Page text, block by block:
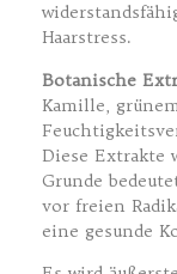
Haarstress.
Botanische
Kamille,
Diese Extrakte
Grunde
vor freien
eine gesunde